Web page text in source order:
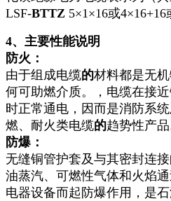
LSF-BTTZ 5×1×16或4×16+16
4、主要性能说明
防火：
由于组成电缆的材料都是无
何可助燃介质。，电缆在接近
时正常通电，因而是消防系
燃、耐火类电缆的趋势性产品
防爆：
无缝铜管护套及与其密封连接
油蒸汽、可燃性气体和火焰
电器设备而起防爆作用，是